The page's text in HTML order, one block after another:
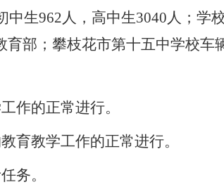
中生962人，高中生3040人 ； 学
育部 ；攀枝花市第十五中学校车
作的正常进行。
育教学工作的正常进行。
务。